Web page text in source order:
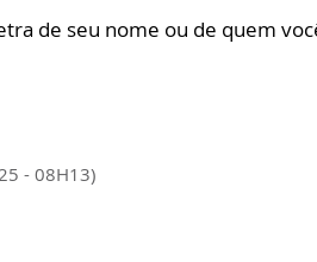
de seu nome ou de quem
- 08H13)